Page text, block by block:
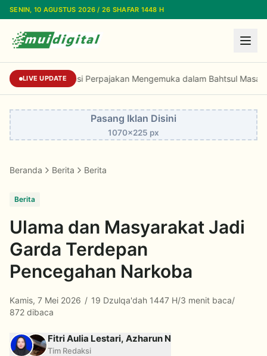
Lewati ke konten utama
SENIN, 10 AGUSTUS 2026 / 26 SHAFAR 1448 H
LIVE UPDATE Dorongan Reformasi Perpajakan Mengemuka
Pasang Iklan Disini
1070x225 px
Beranda Berita Berita
Berita
Ulama dan Masyarakat Jadi
Garda Terdepan
Pencegahan Narkoba
Kamis, 7 Mei 2026 / 19 Dzulqa'dah 1447 H/3 menit baca/
872 dibaca
Fitri Aulia Lestari, Azharun N
Tim Redaksi